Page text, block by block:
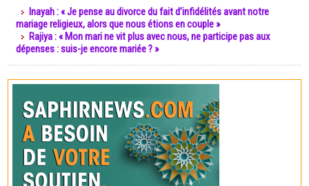
Inayah : « Je pense au divorce du fait d’infidélités avant notre
mariage religieux, alors que nous étions en couple »
Rajiya : « Mon mari ne vit plus avec nous, ne participe pas aux
dépenses : suis-je encore mariée ? »